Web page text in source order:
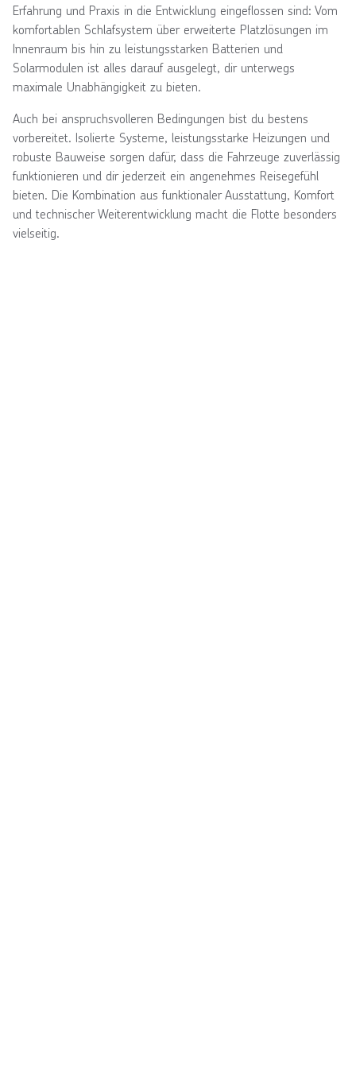
Erfahrung und Praxis in die Entwicklung eingeflossen sind: Vom
komfortablen Schlafsystem über erweiterte Platzlösungen im
Innenraum bis hin zu leistungsstarken Batterien und
Solarmodulen ist alles darauf ausgelegt, dir unterwegs
maximale Unabhängigkeit zu bieten.
Auch bei anspruchsvolleren Bedingungen bist du bestens
vorbereitet. Isolierte Systeme, leistungsstarke Heizungen und
robuste Bauweise sorgen dafür, dass die Fahrzeuge zuverlässig
funktionieren und dir jederzeit ein angenehmes Reisegefühl
bieten. Die Kombination aus funktionaler Ausstattung, Komfort
und technischer Weiterentwicklung macht die Flotte besonders
vielseitig.